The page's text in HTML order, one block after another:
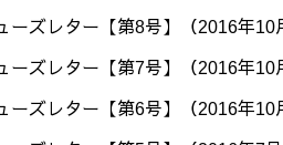
ーズレター【第8号】（2016年10
ーズレター【第7号】（2016年10
ーズレター【第6号】（2016年10